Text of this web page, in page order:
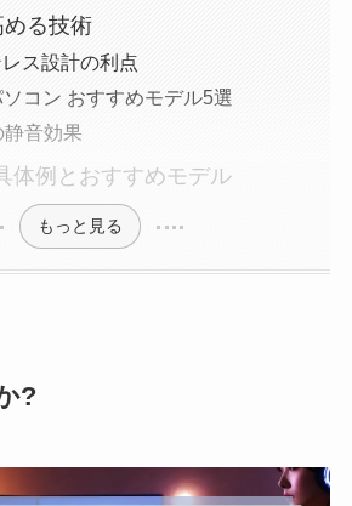
る技術
ス設計の利点
コン おすすめモデル5選
音効果
体例とおすすめモデル
もっと見る
?